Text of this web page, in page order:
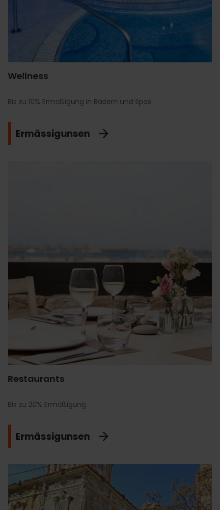
Wellness
Bis zu 10% Ermäßigung in Bädern und Spas
Ermässigunsen
Restaurants
Bis zu 20% Ermäßigung
Ermässigunsen